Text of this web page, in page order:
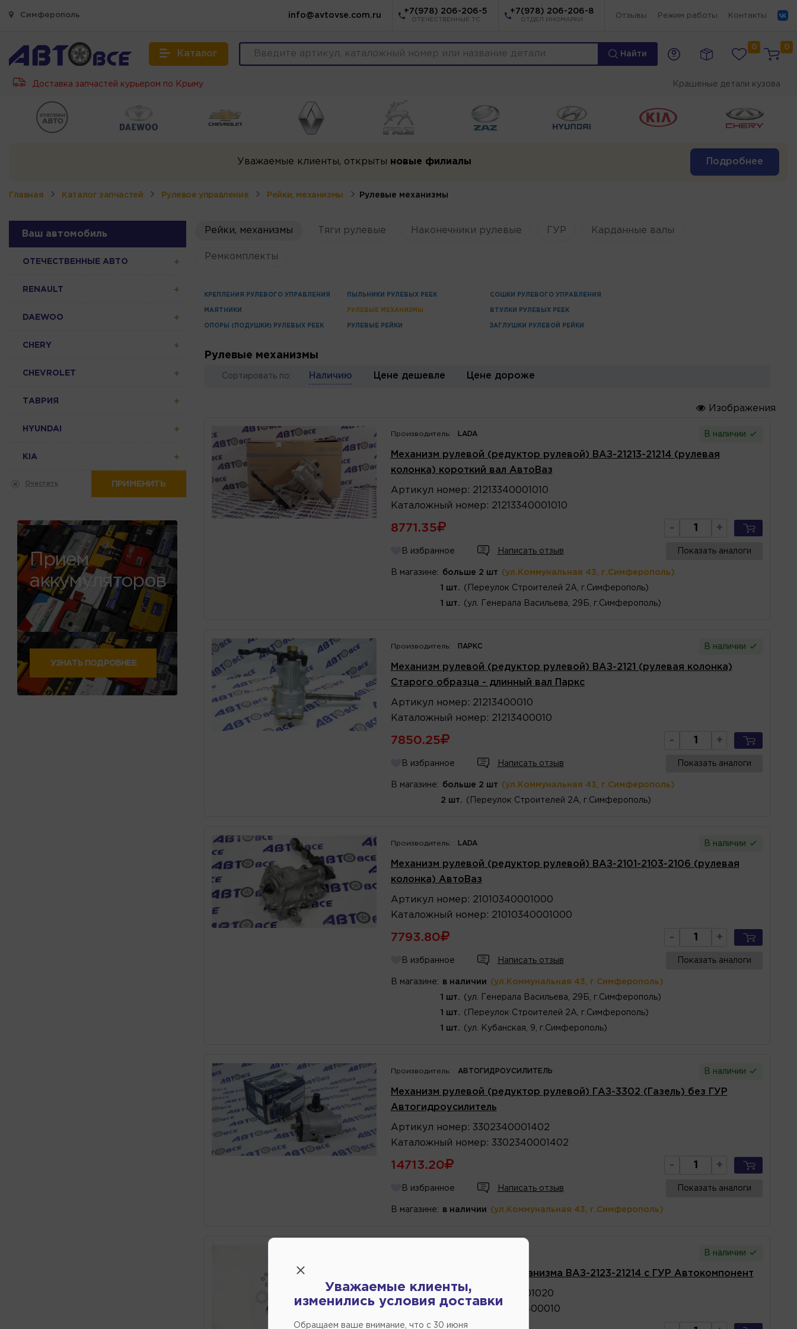
Симферополь info@avtovse.com.ru
+7(978) 206-206-5
ОТЕЧЕСТВЕННЫЕ ТС
+7(978) 206-206-8
ОТДЕЛ ИНОМАРКИ
Отзывы Режим работы Контакты
Каталог Найти
0 0
Доставка запчастей курьером по Крыму Крашеные детали кузова
Уважаемые клиенты, открыты новые филиалы Подробнее
Главная Каталог запчастей Рулевое управление Рейки, механизмы Рулевые механизмы
Ваш автомобиль
ОТЕЧЕСТВЕННЫЕ АВТО
RENAULT
DAEWOO
CHERY
CHEVROLET
ТАВРИЯ
HYUNDAI
KIA
Очистить ПРИМЕНИТЬ
Прием
аккумуляторов
УЗНАТЬ ПОДРОБНЕЕ
Рейки, механизмы Тяги рулевые Наконечники рулевые ГУР Карданные валы
Ремкомплекты
КРЕПЛЕНИЯ РУЛЕВОГО УПРАВЛЕНИЯ
МАЯТНИКИ
ОПОРЫ (ПОДУШКИ) РУЛЕВЫХ РЕЕК
ПЫЛЬНИКИ РУЛЕВЫХ РЕЕК
РУЛЕВЫЕ МЕХАНИЗМЫ
РУЛЕВЫЕ РЕЙКИ
СОШКИ РУЛЕВОГО УПРАВЛЕНИЯ
ВТУЛКИ РУЛЕВЫХ РЕЕК
ЗАГЛУШКИ РУЛЕВОЙ РЕЙКИ
Рулевые механизмы
Сортировать по: Наличию Цене дешевле Цене дороже
Изображения
Производитель: LADA В наличии
Механизм рулевой (редуктор рулевой) ВАЗ-21213-21214 (рулевая
колонка) короткий вал АвтоВаз
Артикул номер : 21213340001010
Каталожный номер : 21213340001010
8771.35 - +
В избранное Написать отзыв Показать аналоги
В магазине: больше 2 шт (ул.Коммунальная 43, г.Симферополь)
1 шт. (Переулок Строителей 2А, г.Симферополь)
1 шт. (ул. Генерала Васильева, 29Б, г.Симферополь)
Производитель: ПАРКС В наличии
Механизм рулевой (редуктор рулевой) ВАЗ-2121 (рулевая колонка)
Старого образца - длинный вал Паркс
Артикул номер : 21213400010
Каталожный номер : 21213400010
7850.25 - +
В избранное Написать отзыв Показать аналоги
В магазине: больше 2 шт (ул.Коммунальная 43, г.Симферополь)
2 шт. (Переулок Строителей 2А, г.Симферополь)
Производитель: LADA В наличии
Механизм рулевой (редуктор рулевой) ВАЗ-2101-2103-2106 (рулевая
колонка) АвтоВаз
Артикул номер : 21010340001000
Каталожный номер : 21010340001000
7793.80 - +
В избранное Написать отзыв Показать аналоги
В магазине: в наличии (ул.Коммунальная 43, г.Симферополь)
1 шт. (ул. Генерала Васильева, 29Б, г.Симферополь)
1 шт. (Переулок Строителей 2А, г.Симферополь)
1 шт. (ул. Кубанская, 9, г.Симферополь)
Производитель: АВТОГИДРОУСИЛИТЕЛЬ В наличии
Механизм рулевой (редуктор рулевой) ГАЗ-3302 (Газель) без ГУР
Автогидроусилитель
Артикул номер : 3302340001402
Каталожный номер : 3302340001402
14713.20 - +
В избранное Написать отзыв Показать аналоги
В магазине: в наличии (ул.Коммунальная 43, г.Симферополь)
В наличии
Ремкомплект рулевого механизма ВАЗ-2123-21214 с ГУР Автокомпонент
Артикул номер: 21230340001020
Каталожный
212303400010
Уважаемые клиенты,
изменились условия доставки
Обращаем ваше внимание, что c 30 июня